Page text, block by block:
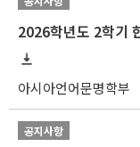
2026학년도 2학기
아시아언어문명학부
공지사항